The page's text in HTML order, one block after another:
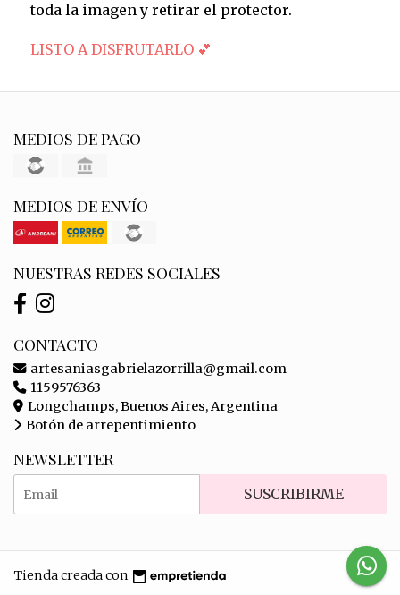
toda la imagen y retirar el protector.
LISTO A DISFRUTARLO 💕
MEDIOS DE PAGO
MEDIOS DE ENVÍO
NUESTRAS REDES SOCIALES
CONTACTO
artesaniasgabrielazorrilla@gmail.com
1159576363
Longchamps, Buenos Aires, Argentina
Botón de arrepentimiento
NEWSLETTER
SUSCRIBIRME
Tienda creada con